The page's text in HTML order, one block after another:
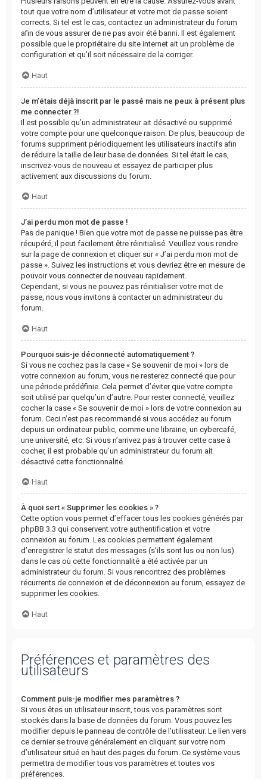
tout que votre nom d’utilisateur et votre mot de passe soient
corrects. Si tel est le cas, contactez un administrateur du forum
afin de vous assurer de ne pas avoir été banni. Il est également
possible que le propriétaire du site internet ait un problème de
configuration et qu’il soit nécessaire de la corriger.
Haut
Je m’étais déjà inscrit par le passé mais ne peux à présent plus
me connecter ?!
Il est possible qu’un administrateur ait désactivé ou supprimé
votre compte pour une quelconque raison. De plus, beaucoup de
forums suppriment périodiquement les utilisateurs inactifs afin
de réduire la taille de leur base de données. Si tel était le cas,
inscrivez-vous de nouveau et essayez de participer plus
activement aux discussions du forum.
Haut
J’ai perdu mon mot de passe !
Pas de panique ! Bien que votre mot de passe ne puisse pas être
récupéré, il peut facilement être réinitialisé. Veuillez vous rendre
sur la page de connexion et cliquer sur « J’ai perdu mon mot de
passe ». Suivez les instructions et vous devriez être en mesure de
pouvoir vous connecter de nouveau rapidement.
Cependant, si vous ne pouvez pas réinitialiser votre mot de
passe, nous vous invitons à contacter un administrateur du
forum.
Haut
Pourquoi suis-je déconnecté automatiquement ?
Si vous ne cochez pas la case « Se souvenir de moi » lors de
votre connexion au forum, vous ne resterez connecté que pour
une période prédéfinie. Cela permet d’éviter que votre compte
soit utilisé par quelqu’un d’autre. Pour rester connecté, veuillez
cocher la case « Se souvenir de moi » lors de votre connexion au
forum. Ceci n’est pas recommandé si vous accédez au forum
depuis un ordinateur public, comme une librairie, un cybercafé,
une université, etc. Si vous n’arrivez pas à trouver cette case à
cocher, il est probable qu’un administrateur du forum ait
désactivé cette fonctionnalité.
Haut
À quoi sert « Supprimer les cookies » ?
Cette option vous permet d’effacer tous les cookies générés par
phpBB 3.3 qui conservent votre authentification et votre
connexion au forum. Les cookies permettent également
d’enregistrer le statut des messages (s’ils sont lus ou non lus)
dans le cas où cette fonctionnalité a été activée par un
administrateur du forum. Si vous rencontrez des problèmes
récurrents de connexion et de déconnexion au forum, essayez de
supprimer les cookies.
Haut
Préférences et paramètres des
utilisateurs
Comment puis-je modifier mes paramètres ?
Si vous êtes un utilisateur inscrit, tous vos paramètres sont
stockés dans la base de données du forum. Vous pouvez les
modifier depuis le panneau de contrôle de l’utilisateur. Le lien vers
ce dernier se trouve généralement en cliquant sur votre nom
d’utilisateur situé en haut des pages du forum. Ce système vous
permettra de modifier tous vos paramètres et toutes vos
préférences.